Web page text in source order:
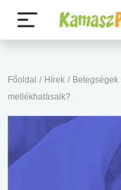
Főoldal / Hírek / Betegségek
mellékhatásaik?